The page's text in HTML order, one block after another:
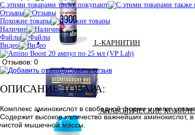
L-КАРНИТИН
АНАБОЛИЧЕСКИЕ
С этими товарами также покупают
Отзывы
Похожие товары
Наличие
Файлы
Видео
Отзывов: 0
Добавить отзыв
ОПИСАНИЕ ТОВАРА:
Комплекс аминокислот в свободной форме и легко
Содержит высокое количество важнейших аминокислот,
чистой мышечной массы.